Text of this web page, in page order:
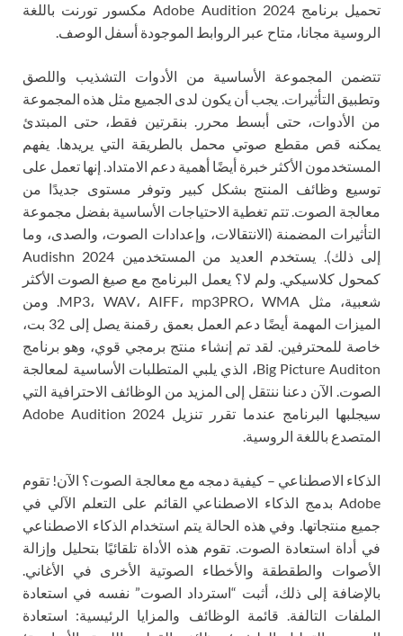
تحميل برنامج Adobe Audition 2024 مكسور تورنت باللغة
الروسية مجانا، متاح عبر الروابط الموجودة أسفل الوصف.
تتضمن المجموعة الأساسية من الأدوات التشذيب واللصق
وتطبيق التأثيرات. يجب أن يكون لدى الجميع مثل هذه المجموعة
من الأدوات، حتى أبسط محرر. بنقرتين فقط، حتى المبتدئ
يمكنه قص مقطع صوتي محمل بالطريقة التي يريدها. يفهم
المستخدمون الأكثر خبرة أيضًا أهمية دعم الامتداد. إنها تعمل على
توسيع وظائف المنتج بشكل كبير وتوفر مستوى جديدًا من
معالجة الصوت. تتم تغطية الاحتياجات الأساسية بفضل مجموعة
التأثيرات المضمنة (الانتقالات، وإعدادات الصوت، والصدى، وما
إلى ذلك). يستخدم العديد من المستخدمين Audishn 2024
كمحول كلاسيكي. ولم لا؟ يعمل البرنامج مع صيغ الصوت الأكثر
شعبية، مثل MP3، WAV، AIFF، mp3PRO، WMA. ومن
الميزات المهمة أيضًا دعم العمل بعمق رقمنة يصل إلى 32 بت،
خاصة للمحترفين. لقد تم إنشاء منتج برمجي قوي، وهو برنامج
Big Picture Auditon، الذي يلبي المتطلبات الأساسية لمعالجة
الصوت. الآن دعنا ننتقل إلى المزيد من الوظائف الاحترافية التي
سيجلبها البرنامج عندما تقرر تنزيل Adobe Audition 2024
المتصدع باللغة الروسية.
الذكاء الاصطناعي – كيفية دمجه مع معالجة الصوت؟ الآن! تقوم
Adobe بدمج الذكاء الاصطناعي القائم على التعلم الآلي في
جميع منتجاتها. وفي هذه الحالة يتم استخدام الذكاء الاصطناعي
في أداة استعادة الصوت. تقوم هذه الأداة تلقائيًا بتحليل وإزالة
الأصوات والطقطقة والأخطاء الصوتية الأخرى في الأغاني.
بالإضافة إلى ذلك، أثبت “استرداد الصوت” نفسه في استعادة
الملفات التالفة. قائمة الوظائف والمزايا الرئيسية: استعادة